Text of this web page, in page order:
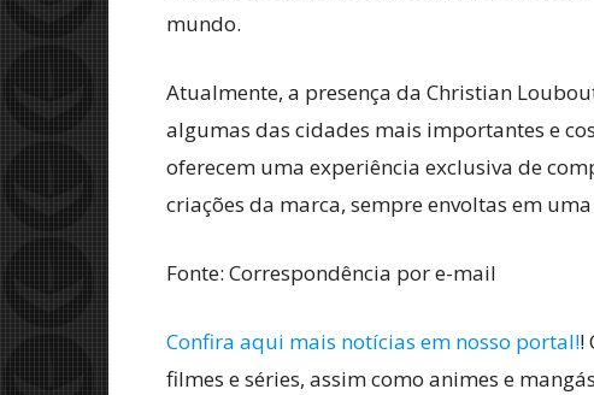
mundo.
Atualmente, a presença da Christian
algumas das cidades mais importantes e
oferecem uma experiência exclusiva de
criações da marca, sempre envoltas em
Fonte: Correspondência por e-mail
Confira aqui mais notícias em nosso portal!!
filmes e séries, assim como animes e